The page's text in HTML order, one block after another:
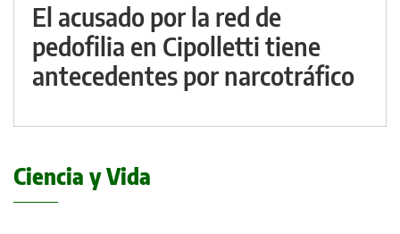
El acusado por la red de
pedofilia en Cipolletti tiene
antecedentes por narcotráfico
Ciencia y Vida